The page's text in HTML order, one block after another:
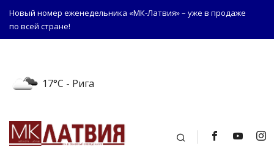
Новый номер еженедельника «МК-Латвия» – уже в продаже
по всей стране!
17°C - Рига
Поиск